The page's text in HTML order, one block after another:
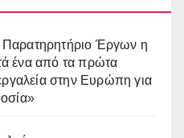
Παρατηρητήριο Έργων η
ένα από τα πρώτα
στην Ευρώπη για